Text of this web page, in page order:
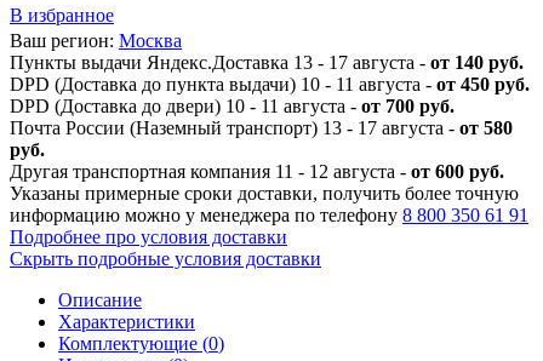
В избранное
Ваш регион: Москва
Пункты выдачи Яндекс.Доставка 13 - 17 августа - от 140 руб.
DPD (Доставка до пункта выдачи) 10 - 11 августа - от 450 руб.
DPD (Доставка до двери) 10 - 11 августа - от 700 руб.
Почта России (Наземный транспорт) 13 - 17 августа - от 580
руб.
Другая транспортная компания 11 - 12 августа - от 600 руб.
Указаны примерные сроки доставки, получить более точную
информацию можно у менеджера по телефону 8 800 350 61 91
Подробнее про условия доставки
Скрыть подробные условия доставки
Описание
Характеристики
Комплектующие (0)